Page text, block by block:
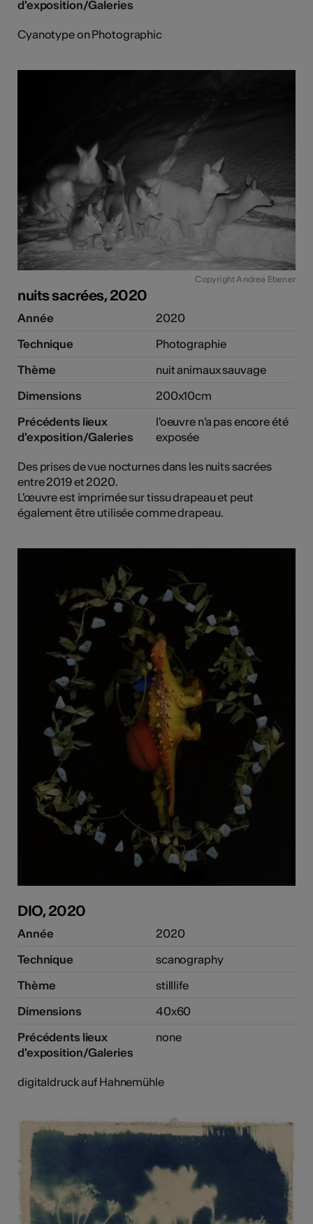
d'exposition/Galeries
Cyanotype on Photographic
Copyright Andrea Ebener
nuits sacrées, 2020
Année
2020
Technique
Photographie
Thème
nuit animaux sauvage
Dimensions
200x10cm
Précédents lieux
d'exposition/Galeries
l'oeuvre n'a pas encore été
exposée
Des prises de vue nocturnes dans les nuits sacrées
entre 2019 et 2020.
L'œuvre est imprimée sur tissu drapeau et peut
également être utilisée comme drapeau.
DIO, 2020
Année
2020
Technique
scanography
Thème
stilllife
Dimensions
40x60
Précédents lieux
d'exposition/Galeries
none
digitaldruck auf Hahnemühle